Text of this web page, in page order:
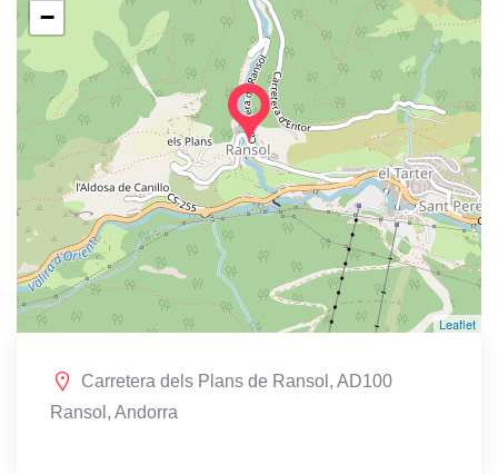
−
Leaflet
Carretera dels Plans de Ransol, AD100
Ransol, Andorra